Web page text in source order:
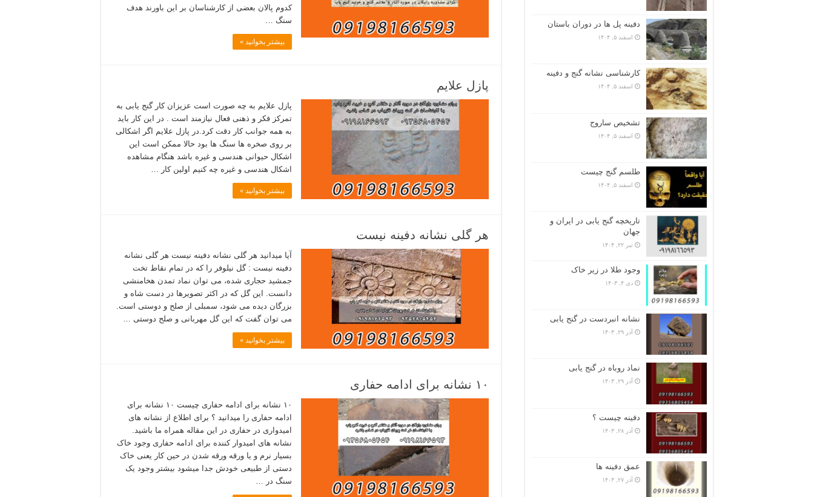
کدوم پالان بعضی از کارشناسان بر این باورند هدف
سنگ …
بیشتر بخوانید »
پازل علایم
پازل علایم به چه صورت است عزیزان کار گنج یابی به
تمرکز فکر و ذهنی فعال نیازمند است . در این کار باید
به همه جوانب کار دقت کرد.در پازل علایم اگر اشکالی
بر روی صخره ها سنگ ها بود حالا ممکن است این
اشکال حیوانی هندسی و غیره باشد هنگام مشاهده
اشکال هندسی و غیره چه کنیم اولین کار …
بیشتر بخوانید »
هر گلی نشانه دفینه نیست
آیا میدانید هر گلی نشانه دفینه نیست هر گلی نشانه
دفینه نیست : گل نیلوفر را که در تمام نقاط تخت
جمشید حجاری شده، می توان نماد تمدن هخامنشی
دانست. این گل که در اکثر تصویرها در دست شاه و
بزرگان دیده می شود، سمبلی از صلح و دوستی است.
می توان گفت که این گل مهربانی و صلح دوستی …
بیشتر بخوانید »
۱۰ نشانه برای ادامه حفاری
۱۰ نشانه برای ادامه حفاری چیست ۱۰ نشانه برای
ادامه حفاری را میدانید ؟ برای اطلاع از نشانه های
امیدواری در حفاری در این مقاله همراه ما باشید.
نشانه های امیدوار کننده برای ادامه حفاری وجود خاک
بسیار نرم و یا ورقه ورقه شدن در حین کار یعنی خاک
دستی از طبیعی خودش جدا میشود بیشتر وجود یک
سنگ در …
دفینه پل ها در دوران باستان
اسفند ۵, ۱۴۰۴
کارشناسی نشانه گنج و دفینه
اسفند ۵, ۱۴۰۴
تشخیص ساروج
اسفند ۵, ۱۴۰۴
طلسم گنج چیست
اسفند ۵, ۱۴۰۴
تاریخچه گنج‌ یابی در ایران و
جهان
تیر ۲۲, ۱۴۰۴
وجود طلا در زیر خاک
دی ۴, ۱۴۰۳
نشانه انبردست در گنج یابی
آذر ۲۹, ۱۴۰۳
نماد روباه در گنج یابی
آذر ۲۹, ۱۴۰۳
دفینه چیست ؟
آذر ۲۸, ۱۴۰۳
عمق دفینه ها
آذر ۲۷, ۱۴۰۳